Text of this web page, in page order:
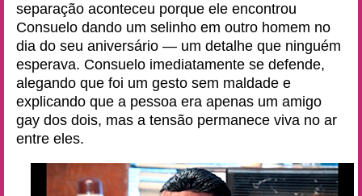
separação aconteceu porque ele encontrou
Consuelo dando um selinho em outro homem no
dia do seu aniversário — um detalhe que ninguém
esperava. Consuelo imediatamente se defende,
alegando que foi um gesto sem maldade e
explicando que a pessoa era apenas um amigo
gay dos dois, mas a tensão permanece viva no ar
entre eles.